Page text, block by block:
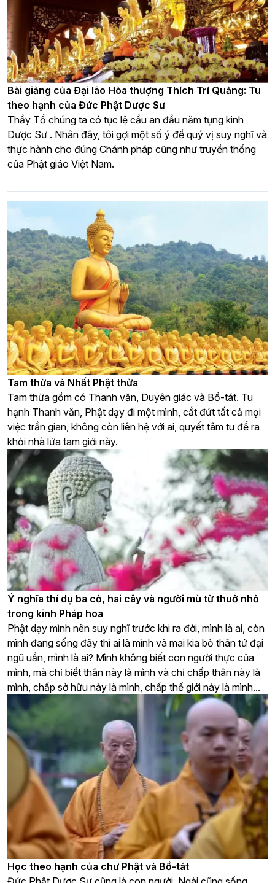
Bài giảng của Đại lão Hòa thượng Thích Trí Quảng: Tu
theo hạnh của Đức Phật Dược Sư
Thầy Tổ chúng ta có tục lệ cầu an đầu năm tụng kinh
Dược Sư . Nhân đây, tôi gợi một số ý để quý vị suy nghĩ và
thực hành cho đúng Chánh pháp cũng như truyền thống
của Phật giáo Việt Nam.
Tam thừa và Nhất Phật thừa
Tam thừa gồm có Thanh văn, Duyên giác và Bồ-tát. Tu
hạnh Thanh văn, Phật dạy đi một mình, cắt đứt tất cả mọi
việc trần gian, không còn liên hệ với ai, quyết tâm tu để ra
khỏi nhà lửa tam giới này.
Ý nghĩa thí dụ ba cỏ, hai cây và người mù từ thuở nhỏ
trong kinh Pháp hoa
Phật dạy mình nên suy nghĩ trước khi ra đời, mình là ai, còn
mình đang sống đây thì ai là mình và mai kia bỏ thân tứ đại
ngũ uẩn, mình là ai? Mình không biết con người thực của
mình, mà chỉ biết thân này là mình và chỉ chấp thân này là
mình, chấp sở hữu này là mình, chấp thế giới này là mình...
Học theo hạnh của chư Phật và Bồ-tát